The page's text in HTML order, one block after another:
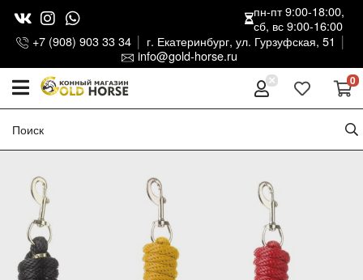
+7 (908) 903 33 34
г. Екатеринбург, ул. Гурзуфская, 51
info@gold-horse.ru
пн-пт 9:00-18:00,
сб, вс 9:00-16:00
0